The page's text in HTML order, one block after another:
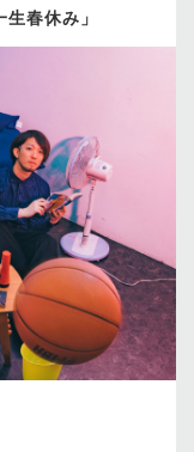
28
春休み」